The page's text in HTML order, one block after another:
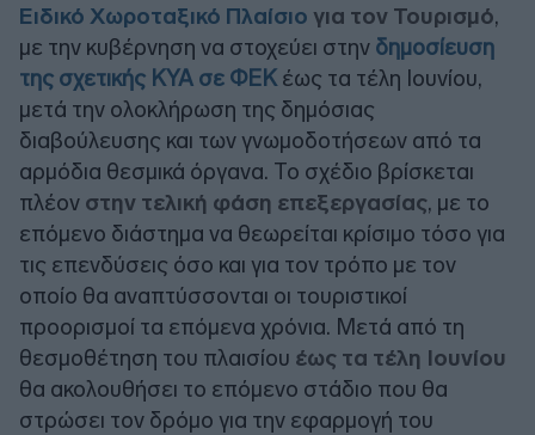
Ειδικό Χωροταξικό Πλαίσιο για τον Τουρισμό,
με την κυβέρνηση να στοχεύει στην δημοσίευση
της σχετικής ΚΥΑ σε ΦΕΚέως τα τέλη Ιουνίου,
μετά την ολοκλήρωση της δημόσιας
διαβούλευσης και των γνωμοδοτήσεων από τα
αρμόδια θεσμικά όργανα. Το σχέδιο βρίσκεται
πλέον στην τελική φάση επεξεργασίας, με το
επόμενο διάστημα να θεωρείται κρίσιμο τόσο για
τις επενδύσεις όσο και για τον τρόπο με τον
οποίο θα αναπτύσσονται οι τουριστικοί
προορισμοί τα επόμενα χρόνια. Μετά από τη
θεσμοθέτηση του πλαισίου έως τα τέλη Ιουνίου
θα ακολουθήσει το επόμενο στάδιο που θα
στρώσει τον δρόμο για την εφαρμογή του